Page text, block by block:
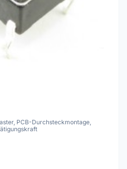
PCB-Durchsteckmontage,